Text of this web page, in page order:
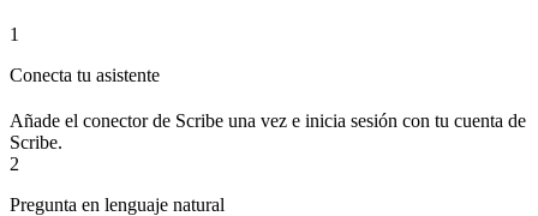
1
Conecta tu asistente
Añade el conector de Scribe una vez e inicia sesión con tu cuenta de
Scribe.
2
Pregunta en lenguaje natural